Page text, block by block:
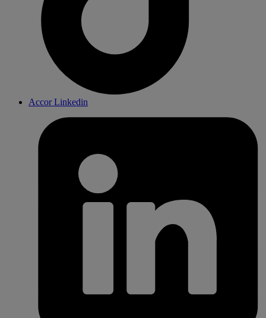
Accor Linkedin